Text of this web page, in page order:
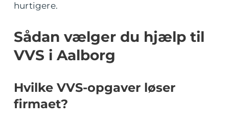
hurtigere.
Sådan vælger du hjælp til
VVS i Aalborg
Hvilke VVS-opgaver løser
firmaet?